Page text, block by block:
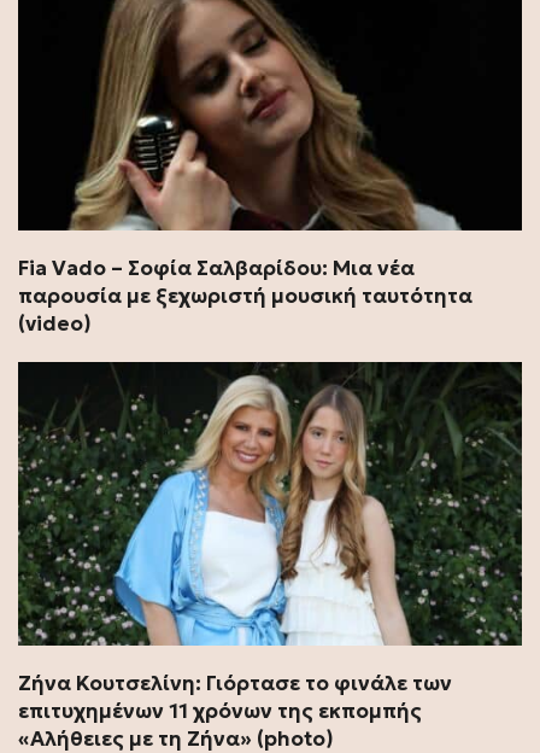
Fia Vado – Σοφία Σαλβαρίδου: Μια νέα
παρουσία με ξεχωριστή μουσική ταυτότητα
(video)
Ζήνα Κουτσελίνη: Γιόρτασε το φινάλε των
επιτυχημένων 11 χρόνων της εκπομπής
«Αλήθειες με τη Ζήνα» (photo)